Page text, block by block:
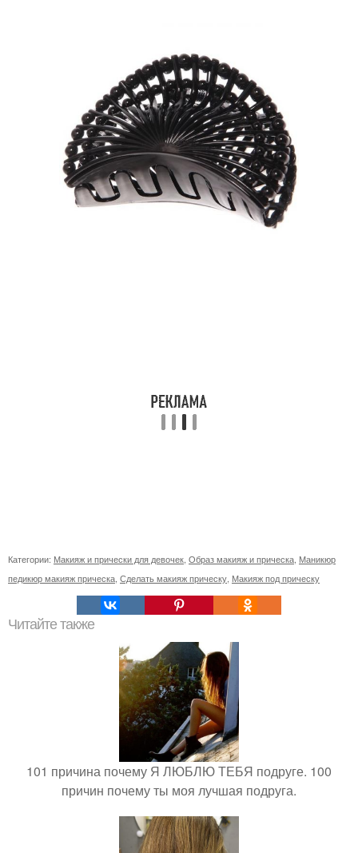
Категории: Макияж и прически для девочек, Образ макияж и прическа, Маникюр
педикюр макияж прическа, Сделать макияж прическу, Макияж под прическу
Читайте также
101 причина почему Я ЛЮБЛЮ ТЕБЯ подруге. 100
причин почему ты моя лучшая подруга.